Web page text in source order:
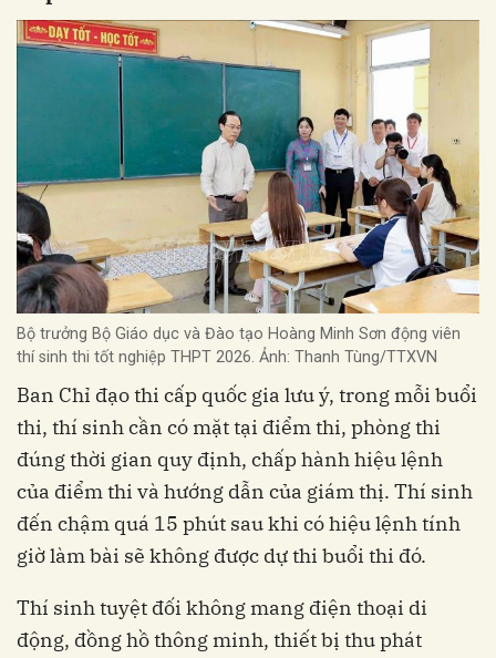
Bộ trưởng Bộ Giáo dục và Đào tạo Hoàng Minh Sơn động viên
thí sinh thi tốt nghiệp THPT 2026. Ảnh: Thanh Tùng/TTXVN
Ban Chỉ đạo thi cấp quốc gia lưu ý, trong mỗi buổi
thi, thí sinh cần có mặt tại điểm thi, phòng thi
đúng thời gian quy định, chấp hành hiệu lệnh
của điểm thi và hướng dẫn của giám thị. Thí sinh
đến chậm quá 15 phút sau khi có hiệu lệnh tính
giờ làm bài sẽ không được dự thi buổi thi đó.
Thí sinh tuyệt đối không mang điện thoại di
động, đồng hồ thông minh, thiết bị thu phát